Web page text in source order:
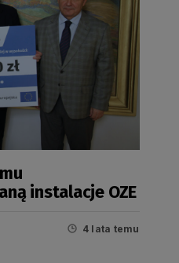
instalacje OZE
4 lata temu